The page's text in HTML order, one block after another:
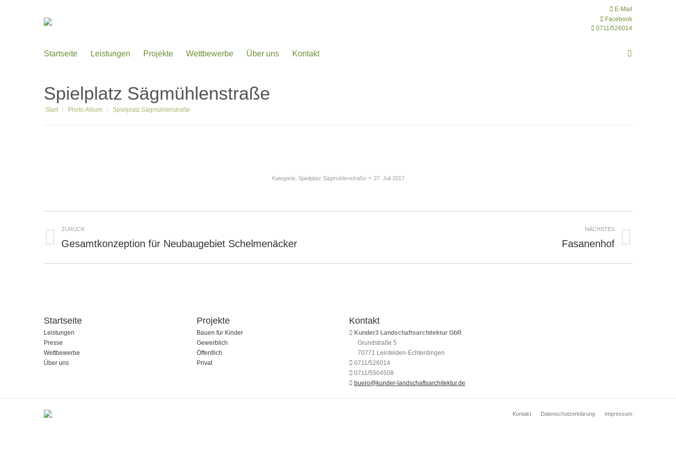
E-Mail
Facebook
0711/526014
Startseite Leistungen Projekte Wettbewerbe Über uns Kontakt Search:
Spielplatz Sägmühlenstraße
Sie befinden sich hier:
Start Photo Album Spielplatz Sägmühlenstraße
Kategorie: Spielplatz Sägmühlenstraße 27. Juli 2017
Album-
Navigation
ZURÜCK
Vorheriges
Gesamtkonzeption für Neubaugebiet Schelmenäcker
NÄCHSTES
Fasanenhof
Startseite
Leistungen
Presse
Wettbewerbe
Über uns
Projekte
Bauen für Kinder
Gewerblich
Öffentlich
Privat
Kontakt
Kunder3 Landschaftsarchitektur GbR
Grundstraße 5
70771 Leinfelden-Echterdingen
0711/526014
0711/5504508
buero@kunder-landschaftsarchitektur.de
Kontakt Datenschutzerklärung Impressum